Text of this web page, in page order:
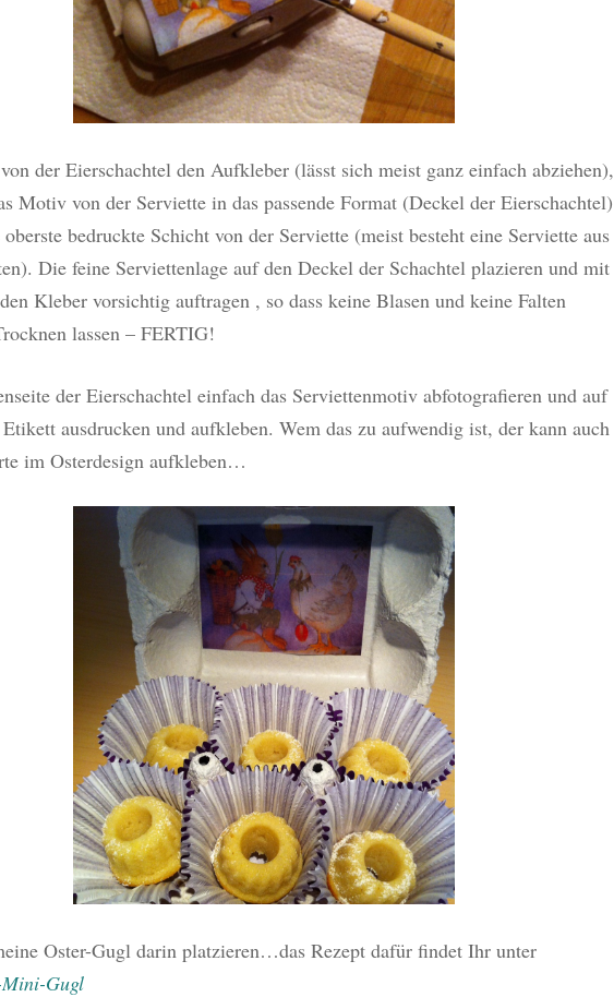
der Eierschachtel den Aufkleber (lässt sich meist ganz einfach abziehen),
Motiv von der Serviette in das passende Format (Deckel der Eierschachtel)
bedruckte Schicht von der Serviette (meist besteht eine Serviette aus
Die feine Serviettenlage auf den Deckel der Schachtel plazieren und mit
Kleber vorsichtig auftragen , so dass keine Blasen und keine Falten
lassen – FERTIG!
der Eierschachtel einfach das Serviettenmotiv abfotografieren und auf
ausdrucken und aufkleben. Wem das zu aufwendig ist, der kann auch
im Osterdesign aufkleben…
Oster-Gugl darin platzieren…das Rezept dafür findet Ihr unter
Gugl